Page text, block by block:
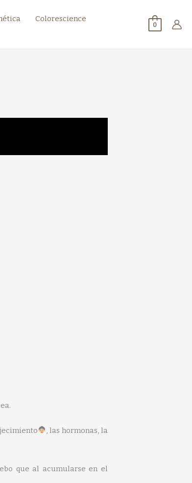
Colorescience
0
, las hormonas, la
que al acumularse en el